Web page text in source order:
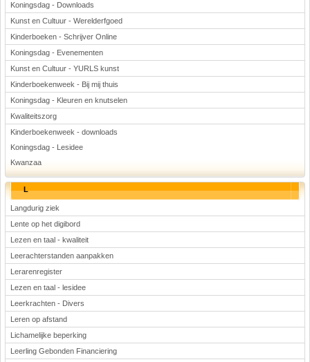
Koningsdag - Downloads
Kunst en Cultuur - Werelderfgoed
Kinderboeken - Schrijver Online
Koningsdag - Evenementen
Kunst en Cultuur - YURLS kunst
Kinderboekenweek - Bij mij thuis
Koningsdag - Kleuren en knutselen
Kwaliteitszorg
Kinderboekenweek - downloads
Koningsdag - Lesidee
Kwanzaa
L
Langdurig ziek
Lente op het digibord
Lezen en taal - kwaliteit
Leerachterstanden aanpakken
Lerarenregister
Lezen en taal - lesidee
Leerkrachten - Divers
Leren op afstand
Lichamelijke beperking
Leerling Gebonden Financiering